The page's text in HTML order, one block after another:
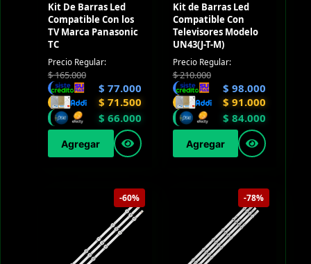
Kit De Barras Led
Compatible Con los
TV Marca Panasonic
TC
Precio Regular:
$165.000
$ 77.000
$ 71.500
$ 66.000
Agregar
Kit de Barras Led
Compatible Con
Televisores Modelo
UN43(J-T-M)
Precio Regular:
$210.000
$ 98.000
$ 91.000
$ 84.000
Agregar
-60% -78%